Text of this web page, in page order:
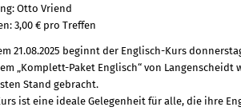
Otto Vriend
3,00 € pro Treffen
21.08.2025 beginnt der Englisch-Kurs
„Komplett-Paket Englisch“ von
Stand gebracht.
ist eine ideale Gelegenheit für alle, die ihre